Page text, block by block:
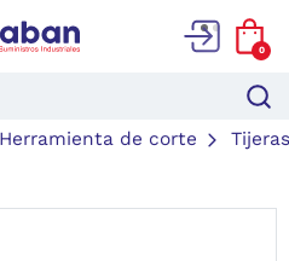
0
Herramienta de corte Tijeras